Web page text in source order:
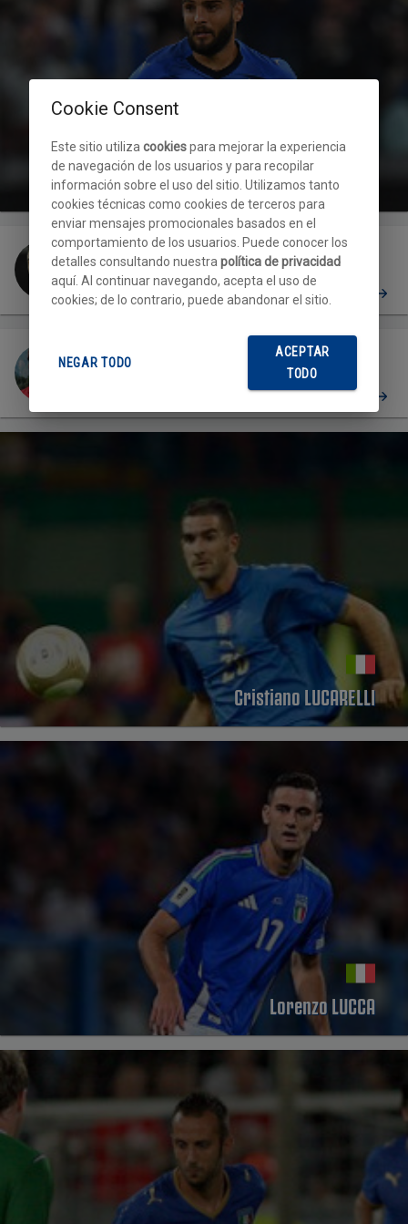
Lorenzo INSIGNE
Insigne R
Lerda
Cristiano LUCARELLI
Lorenzo LUCCA
PERFIL
PERFIL
Cookie Consent
Este sitio utiliza cookiespara mejorar la experiencia
de navegación de los usuarios y para recopilar
información sobre el uso del sitio. Utilizamos tanto
cookies técnicas como cookies de terceros para
enviar mensajes promocionales basados en el
comportamiento de los usuarios. Puede conocer los
detalles consultando nuestra política de privacidad
aquí. Al continuar navegando, acepta el uso de
cookies; de lo contrario, puede abandonar el sitio.
NEGAR TODO
ACEPTAR
TODO